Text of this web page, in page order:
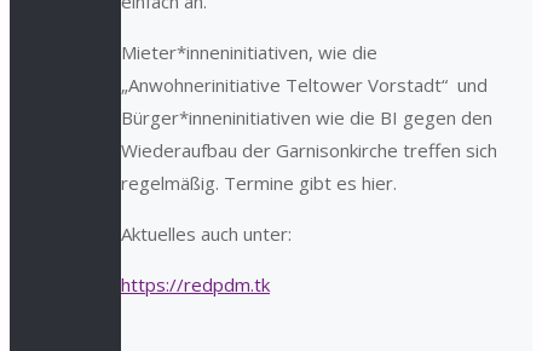
Mieter*inneninitiativen, wie die
„Anwohnerinitiative Teltower Vorstadt“ und
Bürger*inneninitiativen wie die BI gegen den
Wiederaufbau der Garnisonkirche treffen sich
regelmäßig. Termine gibt es hier.
Aktuelles auch unter:
https://redpdm.tk